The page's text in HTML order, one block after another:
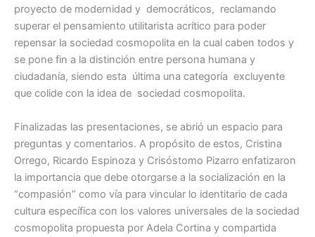
proyecto de modernidad y democráticos, reclamando
superar el pensamiento utilitarista acrítico para poder
repensar la sociedad cosmopolita en la cual caben todos y
se pone fin a la distinción entre persona humana y
ciudadanía, siendo esta última una categoría excluyente
que colide con la idea de sociedad cosmopolita.
Finalizadas las presentaciones, se abrió un espacio para
preguntas y comentarios. A propósito de estos, Cristina
Orrego, Ricardo Espinoza y Crisóstomo Pizarro enfatizaron
la importancia que debe otorgarse a la socialización en la
“compasión” como vía para vincular lo identitario de cada
cultura específica con los valores universales de la sociedad
cosmopolita propuesta por Adela Cortina y compartida